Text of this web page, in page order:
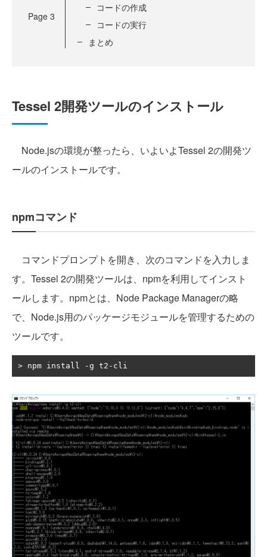
Page 3
コードの作成
コードの実行
まとめ
Tessel 2開発ツールのインストール
Node.jsの環境が整ったら、いよいよTessel 2の開発ツ
ールのインストールです。
npmコマンド
コマンドプロンプトを開き、次のコマンドを入力しま
す。Tessel 2の開発ツールは、npmを利用してインスト
ールします。npmとは、Node Package Managerの略
で、Node.js用のパッケージモジュールを管理するための
ツールです。
> npm install -g t2 - cli